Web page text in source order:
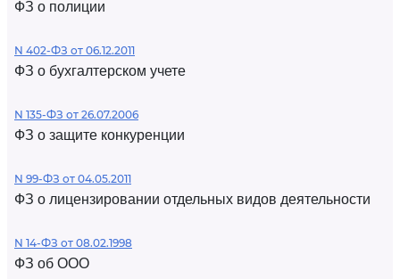
ФЗ о полиции
N 402-ФЗ от 06.12.2011
ФЗ о бухгалтерском учете
N 135-ФЗ от 26.07.2006
ФЗ о защите конкуренции
N 99-ФЗ от 04.05.2011
ФЗ о лицензировании отдельных видов деятельности
N 14-ФЗ от 08.02.1998
ФЗ об ООО